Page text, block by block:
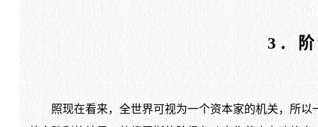
3．
照现在看来，全世界可视为一个资本家的机关，所以